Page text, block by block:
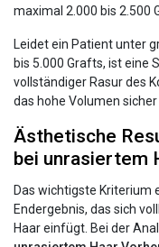
maximal 2.000 bis 2.500
Leidet ein Patient unter
bis 5.000 Grafts, ist eine
vollständiger Rasur des
das hohe Volumen
Ästhetische
bei unrasiertem
Das wichtigste Kriterium
Endergebnis, das sich
Haar einfügt. Bei der